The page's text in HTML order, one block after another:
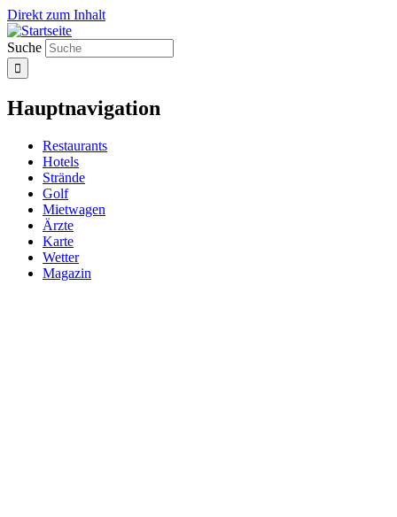
Direkt zum Inhalt
Suche
Hauptnavigation
Restaurants
Hotels
Strände
Golf
Mietwagen
Ärzte
Karte
Wetter
Magazin